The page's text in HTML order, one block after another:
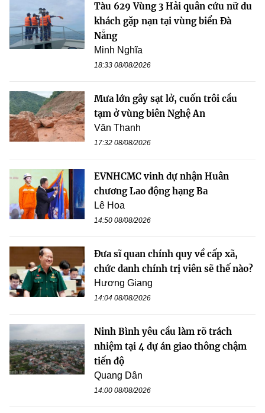
Tàu 629 Vùng 3 Hải quân cứu nữ du
khách gặp nạn tại vùng biển Đà
Nẵng
Minh Nghĩa
18:33 08/08/2026
Mưa lớn gây sạt lở, cuốn trôi cầu
tạm ở vùng biên Nghệ An
Văn Thanh
17:32 08/08/2026
EVNHCMC vinh dự nhận Huân
chương Lao động hạng Ba
Lê Hoa
14:50 08/08/2026
Đưa sĩ quan chính quy về cấp xã,
chức danh chính trị viên sẽ thế nào?
Hương Giang
14:04 08/08/2026
Ninh Bình yêu cầu làm rõ trách
nhiệm tại 4 dự án giao thông chậm
tiến độ
Quang Dân
14:00 08/08/2026